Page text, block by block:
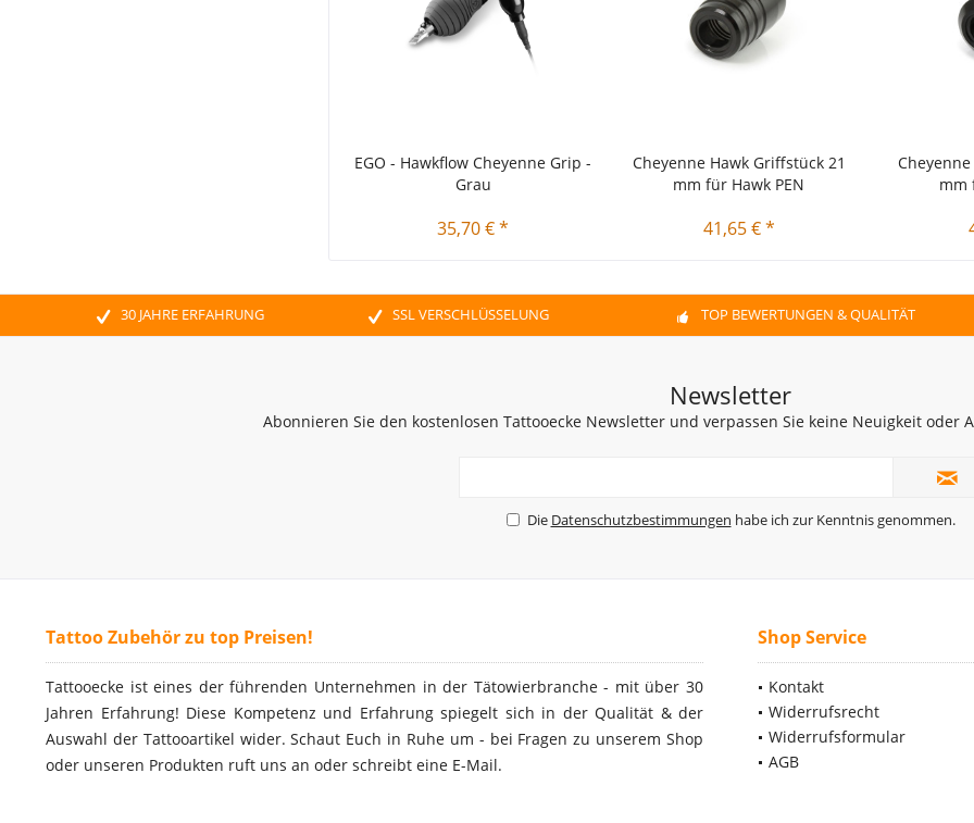
EGO - Hawkflow Cheyenne Grip -
Grau
35,70 € *
Cheyenne Hawk Griffstück 21
mm für Hawk PEN
41,65 € *
mm
30 JAHRE ERFAHRUNG SSL VERSCHLÜSSELUNG TOP BEWERTUNGEN & QUALITÄT
Newsletter
Abonnieren Sie den kostenlosen Tattooecke Newsletter und verpassen Sie keine Neuigkeit oder
Die Datenschutzbestimmungen habe ich zur Kenntnis genommen.
Tattoo Zubehör zu top Preisen!
Tattooecke ist eines der führenden Unternehmen in der Tätowierbranche - mit über 30
Jahren Erfahrung! Diese Kompetenz und Erfahrung spiegelt sich in der Qualität & der
Auswahl der Tattooartikel wider. Schaut Euch in Ruhe um - bei Fragen zu unserem Shop
oder unseren Produkten ruft uns an oder schreibt eine E-Mail.
Shop Service
Kontakt
Widerrufsrecht
Widerrufsformular
AGB